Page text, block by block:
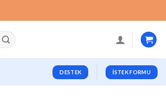
DESTEK İSTEK FORMU